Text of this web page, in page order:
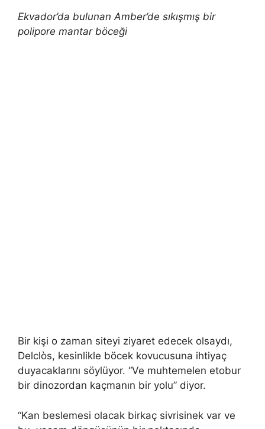
Ekvador’da bulunan Amber’de sıkışmış bir
polipore mantar böceği
Bir kişi o zaman siteyi ziyaret edecek olsaydı,
Delclòs, kesinlikle böcek kovucusuna ihtiyaç
duyacaklarını söylüyor. “Ve muhtemelen etobur
bir dinozordan kaçmanın bir yolu” diyor.
“Kan beslemesi olacak birkaç sivrisinek var ve